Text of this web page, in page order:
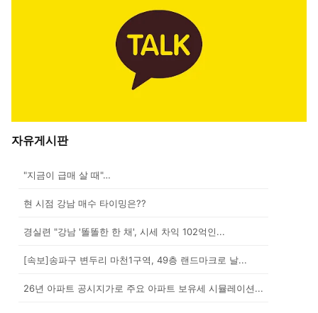
자유게시판
"지금이 급매 살 때"…
현 시점 강남 매수 타이밍은??
경실련 "강남 '똘똘한 한 채', 시세 차익 102억인...
[속보]송파구 변두리 마천1구역, 49층 랜드마크로 날...
26년 아파트 공시지가로 주요 아파트 보유세 시뮬레이션...